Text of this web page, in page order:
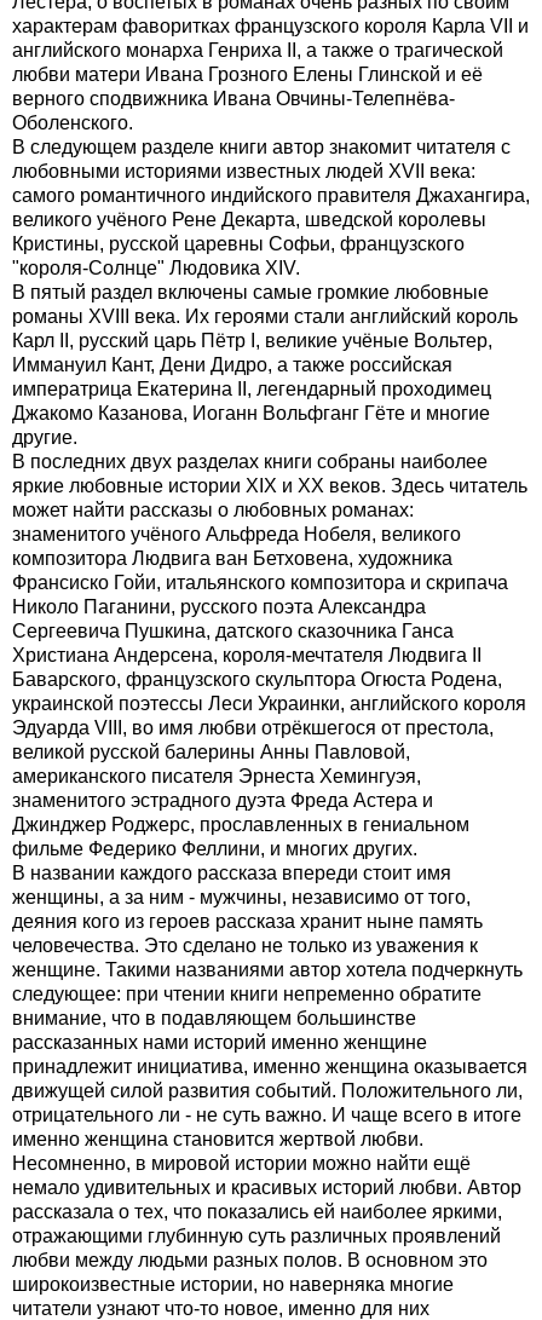
характерам фаворитках французского короля Карла VII и
английского монарха Генриха II, а также о трагической
любви матери Ивана Грозного Елены Глинской и её
верного сподвижника Ивана Овчины-Телепнёва-
Оболенского.
В следующем разделе книги автор знакомит читателя с
любовными историями известных людей XVII века:
самого романтичного индийского правителя Джахангира,
великого учёного Рене Декарта, шведской королевы
Кристины, русской царевны Софьи, французского
"короля-Солнце" Людовика XIV.
В пятый раздел включены самые громкие любовные
романы XVIII века. Их героями стали английский король
Карл II, русский царь Пётр I, великие учёные Вольтер,
Иммануил Кант, Дени Дидро, а также российская
императрица Екатерина II, легендарный проходимец
Джакомо Казанова, Иоганн Вольфганг Гёте и многие
другие.
В последних двух разделах книги собраны наиболее
яркие любовные истории XIX и XX веков. Здесь читатель
может найти рассказы о любовных романах:
знаменитого учёного Альфреда Нобеля, великого
композитора Людвига ван Бетховена, художника
Франсиско Гойи, итальянского композитора и скрипача
Николо Паганини, русского поэта Александра
Сергеевича Пушкина, датского сказочника Ганса
Христиана Андерсена, короля-мечтателя Людвига II
Баварского, французского скульптора Огюста Родена,
украинской поэтессы Леси Украинки, английского короля
Эдуарда VIII, во имя любви отрёкшегося от престола,
великой русской балерины Анны Павловой,
американского писателя Эрнеста Хемингуэя,
знаменитого эстрадного дуэта Фреда Астера и
Джинджер Роджерс, прославленных в гениальном
фильме Федерико Феллини, и многих других.
В названии каждого рассказа впереди стоит имя
женщины, а за ним - мужчины, независимо от того,
деяния кого из героев рассказа хранит ныне память
человечества. Это сделано не только из уважения к
женщине. Такими названиями автор хотела подчеркнуть
следующее: при чтении книги непременно обратите
внимание, что в подавляющем большинстве
рассказанных нами историй именно женщине
принадлежит инициатива, именно женщина оказывается
движущей силой развития событий. Положительного ли,
отрицательного ли - не суть важно. И чаще всего в итоге
именно женщина становится жертвой любви.
Несомненно, в мировой истории можно найти ещё
немало удивительных и красивых историй любви. Автор
рассказала о тех, что показались ей наиболее яркими,
отражающими глубинную суть различных проявлений
любви между людьми разных полов. В основном это
широкоизвестные истории, но наверняка многие
читатели узнают что-то новое, именно для них